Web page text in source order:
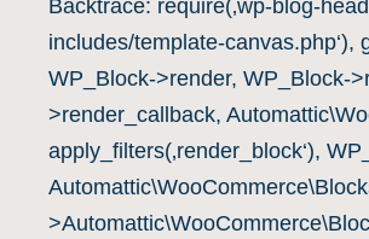
Backtrace: require(‚wp-blog-
includes/template-
WP_Block->render, WP_Block-
>render_callback,
apply_filters(‚render_block‘),